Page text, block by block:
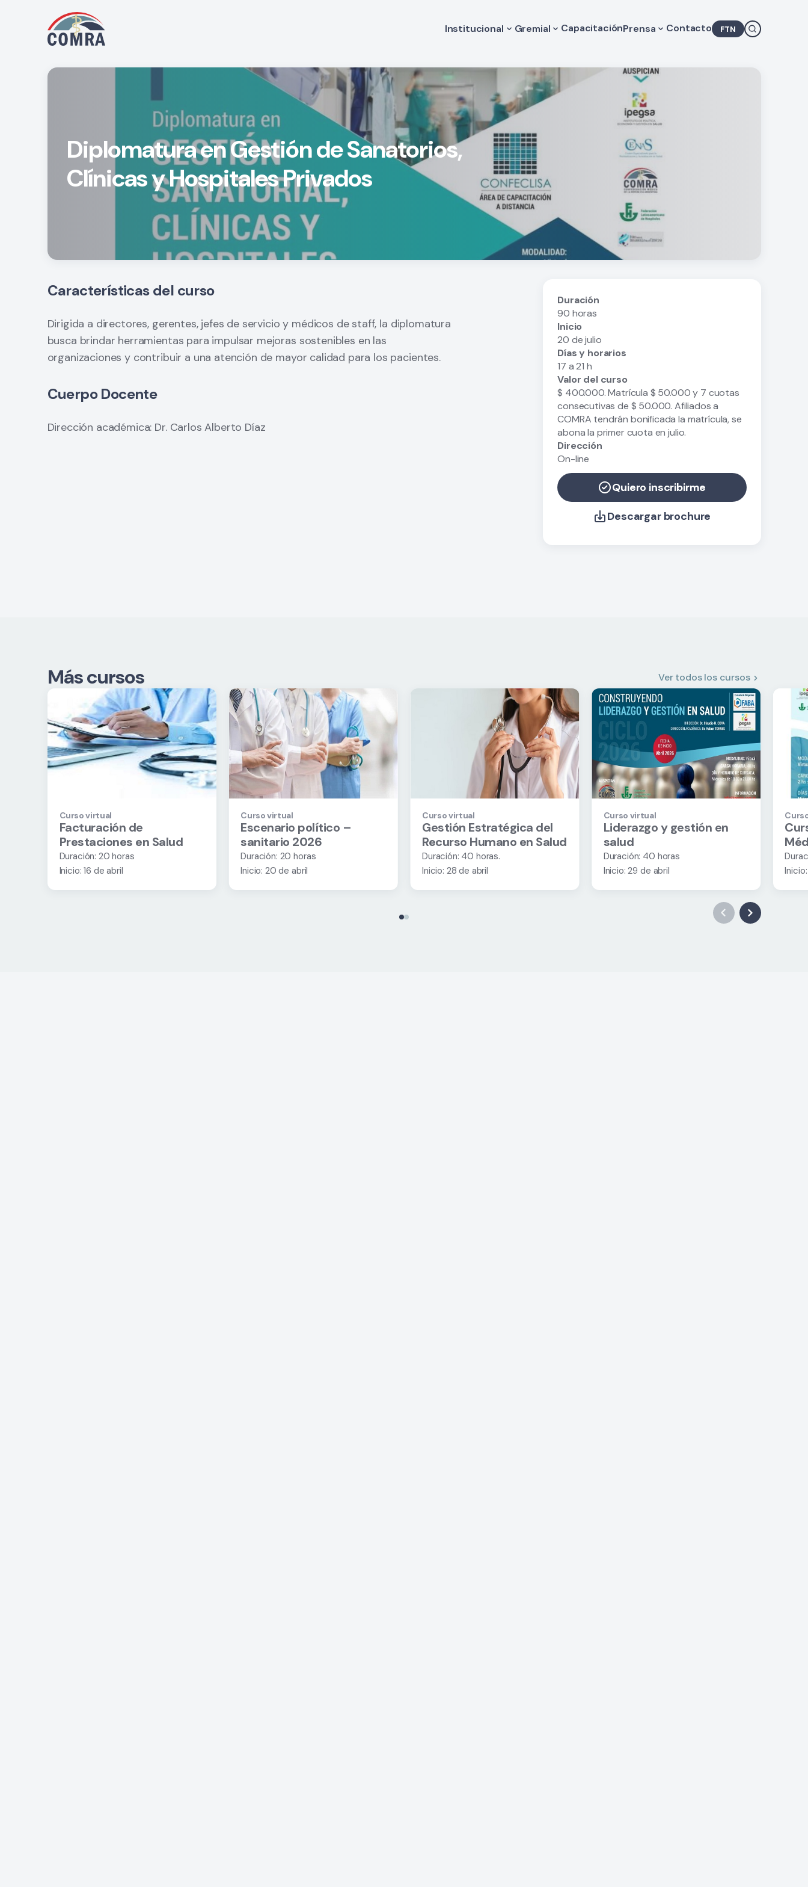
FTN
Institucional
Autoridades
Comisión de Medicamentos
Código de Ética
Estatuto
Filiales
Gremial
Legislación
CapacitaciónPrensa
Agenda
COMRA en los medios
Comunicados
Contacto
Diplomatura en Gestión de Sanatorios,
Clínicas y Hospitales Privados
Duración
90 horas
Inicio
20 de julio
Días y horarios
17 a 21 h
Valor del curso
$ 400.000. Matrícula $ 50.000 y 7 cuotas
consecutivas de $ 50.000. Afiliados a
COMRA tendrán bonificada la matrícula, se
abona la primer cuota en julio.
Dirección
On-line
Quiero inscribirme
Descargar brochure
Características del curso
Dirigida a directores, gerentes, jefes de servicio y médicos de staff, la diplomatura
busca brindar herramientas para impulsar mejoras sostenibles en las
organizaciones y contribuir a una atención de mayor calidad para los pacientes.
Cuerpo Docente
Dirección académica: Dr. Carlos Alberto Díaz
Más cursos Ver todos los cursos
Curso virtual
Facturación de
Prestaciones en Salud
Duración: 20 horas
Inicio: 16 de abril
Curso virtual
Escenario político –
sanitario 2026
Duración: 20 horas
Inicio: 20 de abril
Curso virtual
Gestión Estratégica del
Recurso Humano en Salud
Duración: 40 horas.
Inicio: 28 de abril
Curso virtual
Liderazgo y gestión en
salud
Duración: 40 horas
Inicio: 29 de abril